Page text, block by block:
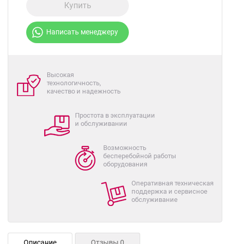
Купить
Написать менеджеру
Высокая
технологичность,
качество и надежность
Простота в эксплуатации
и обслуживании
Возможность
бесперебойной работы
оборудования
Оперативная техническая
поддержка и сервисное
обслуживание